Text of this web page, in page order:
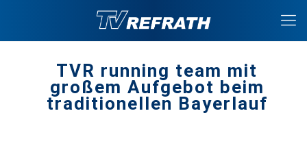
TVR running team mit
großem Aufgebot beim
traditionellen Bayerlauf